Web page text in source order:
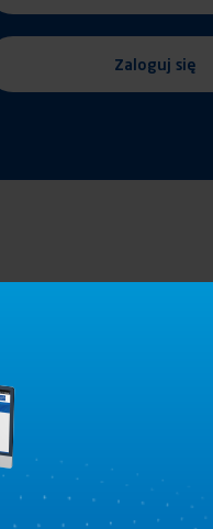
Zaloguj się